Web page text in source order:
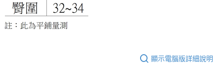
顯示電腦版詳細說明